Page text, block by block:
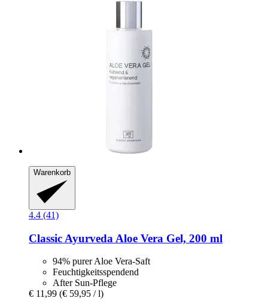
Warenkorb
4.4 (41)
Classic Ayurveda Aloe Vera Gel, 200 ml
94% purer Aloe Vera-Saft
Feuchtigkeitsspendend
After Sun-Pflege
€ 11,99 (€ 59,95 / l)